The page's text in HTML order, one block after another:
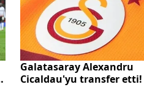
Galatasaray Alexandru
Cicaldau'yu transfer etti!